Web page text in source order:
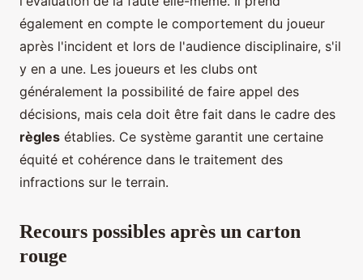
également en compte le comportement du joueur
après l'incident et lors de l'audience disciplinaire, s'il
y en a une. Les joueurs et les clubs ont
généralement la possibilité de faire appel des
décisions, mais cela doit être fait dans le cadre des
règles établies. Ce système garantit une certaine
équité et cohérence dans le traitement des
infractions sur le terrain.
Recours possibles après un carton
rouge